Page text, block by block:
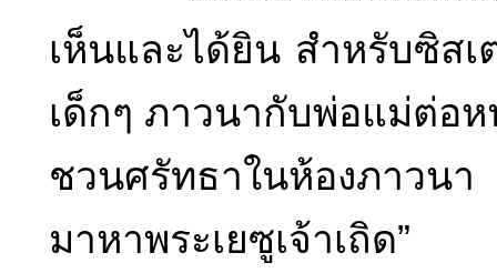
เห็นและได้ยิน สำหรับซิส
เด็กๆ ภาวนากับพ่อแม่ต่อ
ชวนศรัทธาในห้องภาวน
มาหาพระเยซูเจ้าเถิด”